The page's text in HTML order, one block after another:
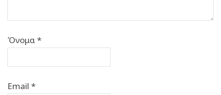
Όνομα*
Email *